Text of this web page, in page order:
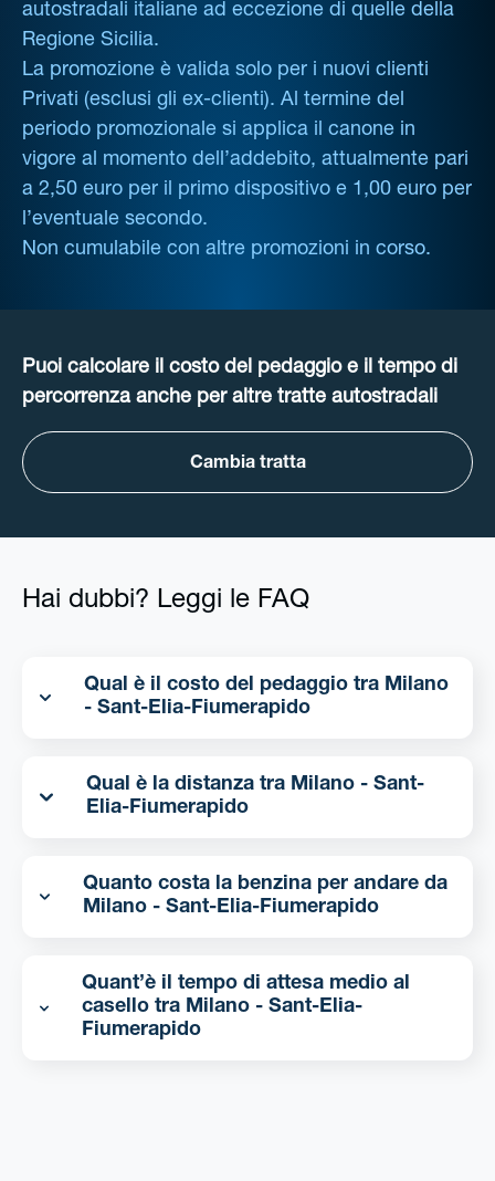
autostradali italiane ad eccezione di quelle della
Regione Sicilia.
La promozione è valida solo per i nuovi clienti
Privati (esclusi gli ex-clienti). Al termine del
periodo promozionale si applica il canone in
vigore al momento dell’addebito, attualmente pari
a 2,50 euro per il primo dispositivo e 1,00 euro per
l’eventuale secondo.
Non cumulabile con altre promozioni in corso.
Puoi calcolare il costo del pedaggio e il tempo di
percorrenza anche per altre tratte autostradali
Cambia tratta
Hai dubbi? Leggi le FAQ
Qual è il costo del pedaggio tra Milano
- Sant-Elia-Fiumerapido
Qual è la distanza tra Milano - Sant-
Elia-Fiumerapido
Quanto costa la benzina per andare da
Milano - Sant-Elia-Fiumerapido
Quant’è il tempo di attesa medio al
casello tra Milano - Sant-Elia-
Fiumerapido